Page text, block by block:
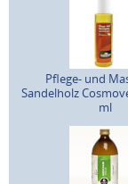
Pflege- und
Sandelholz
ml